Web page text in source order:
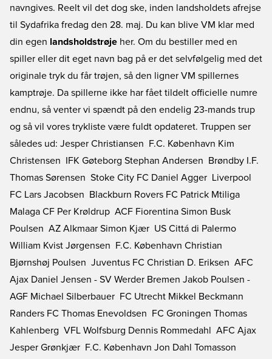
navngives. Reelt vil det dog ske, inden landsholdets afrejse
til Sydafrika fredag den 28. maj. Du kan blive VM klar med
din egen landsholdstrøje her. Om du bestiller med en
spiller eller dit eget navn bag på er det selvfølgelig med det
originale tryk du får trøjen, så den ligner VM spillernes
kamptrøje. Da spillerne ikke har fået tildelt officielle numre
endnu, så venter vi spændt på den endelig 23-mands trup
og så vil vores trykliste være fuldt opdateret. Truppen ser
således ud: Jesper Christiansen  F.C. København Kim
Christensen  IFK Gøteborg Stephan Andersen  Brøndby I.F.
Thomas Sørensen  Stoke City FC Daniel Agger  Liverpool
FC Lars Jacobsen  Blackburn Rovers FC Patrick Mtiliga 
Malaga CF Per Krøldrup  ACF Fiorentina Simon Busk
Poulsen  AZ Alkmaar Simon Kjær  US Cittá di Palermo
William Kvist Jørgensen  F.C. København Christian
Bjørnshøj Poulsen  Juventus FC Christian D. Eriksen  AFC
Ajax Daniel Jensen - SV Werder Bremen Jakob Poulsen -
AGF Michael Silberbauer  FC Utrecht Mikkel Beckmann 
Randers FC Thomas Enevoldsen  FC Groningen Thomas
Kahlenberg  VFL Wolfsburg Dennis Rommedahl  AFC Ajax
Jesper Grønkjær  F.C. København Jon Dahl Tomasson 